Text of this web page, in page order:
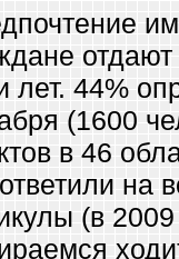
лет. 44%
(1600
в 46
на
(в